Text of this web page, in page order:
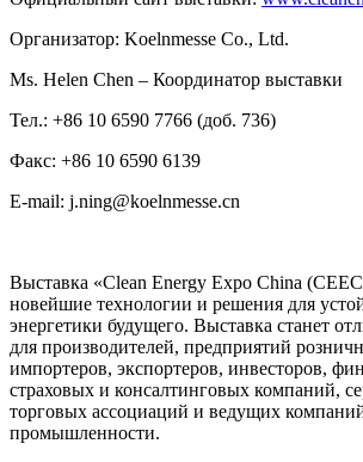
Организатор: Koelnmesse Co., Ltd.
Ms. Helen Chen – Координатор выставки
Тел.: +86 10 6590 7766 (доб. 736)
Факс: +86 10 6590 6139
E-mail: j.ning@koelnmesse.cn
Выставка «Clean Energy Expo China
новейшие технологии и решения для
энергетики будущего. Выставка станет
для производителей, предприятий
импортеров, экспортеров, инвесторов,
страховых и консалтинговых компаний,
торговых ассоциаций и ведущих
промышленности.